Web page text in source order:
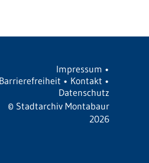
Impressum •
Barrierefreiheit • Kontakt •
Datenschutz
© Stadtarchiv Montabaur
2026